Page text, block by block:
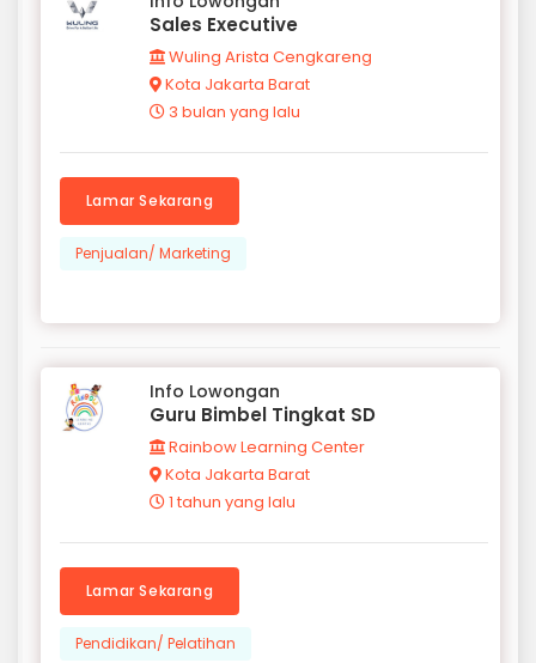
Sales Executive
Wuling Arista Cengkareng
Kota Jakarta Barat
3 bulan yang lalu
Lamar Sekarang
Penjualan/ Marketing
Info Lowongan
Guru Bimbel Tingkat SD
Rainbow Learning Center
Kota Jakarta Barat
1 tahun yang lalu
Lamar Sekarang
Pendidikan/ Pelatihan